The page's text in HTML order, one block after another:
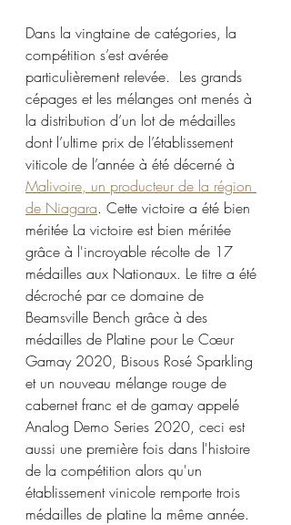
Dans la vingtaine de catégories, la
compétition s’est avérée
particulièrement relevée.  Les grands
cépages et les mélanges ont menés à
la distribution d’un lot de médailles
dont l’ultime prix de l’établissement
viticole de l’année à été décerné à
Malivoire, un producteur de la région
de Niagara. Cette victoire a été bien
méritée La victoire est bien méritée
grâce à l'incroyable récolte de 17
médailles aux Nationaux. Le titre a été
décroché par ce domaine de
Beamsville Bench grâce à des
médailles de Platine pour Le Cœur
Gamay 2020, Bisous Rosé Sparkling
et un nouveau mélange rouge de
cabernet franc et de gamay appelé
Analog Demo Series 2020, ceci est
aussi une première fois dans l'histoire
de la compétition alors qu'un
établissement vinicole remporte trois
médailles de platine la même année.